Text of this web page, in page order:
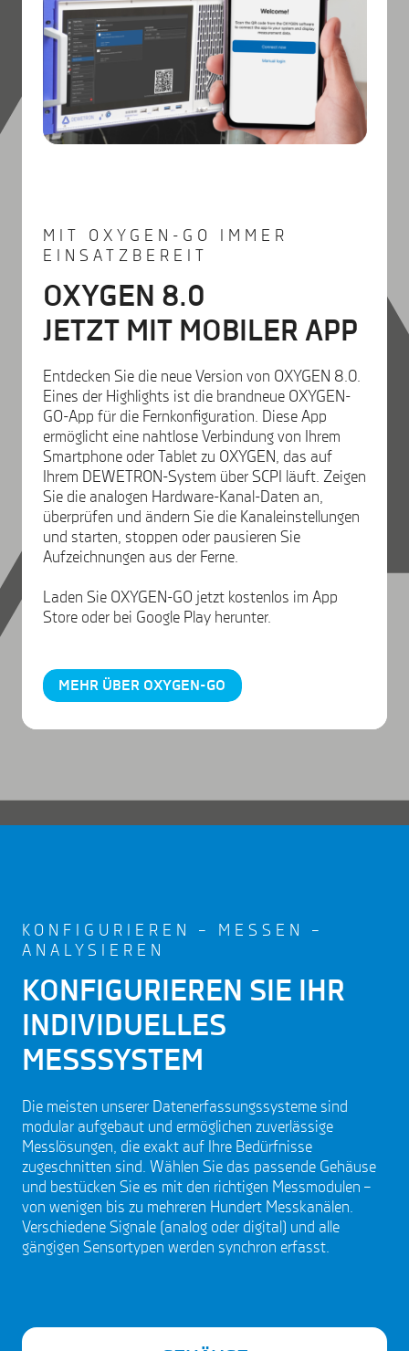
MIT OXYGEN-GO IMMER
EINSATZBEREIT
OXYGEN 8.0
JETZT MIT MOBILER APP
Entdecken Sie die neue Version von OXYGEN 8.0.
Eines der Highlights ist die brandneue OXYGEN-
GO-App für die Fernkonfiguration. Diese App
ermöglicht eine nahtlose Verbindung von Ihrem
Smartphone oder Tablet zu OXYGEN, das auf
Ihrem DEWETRON-System über SCPI läuft. Zeigen
Sie die analogen Hardware-Kanal-Daten an,
überprüfen und ändern Sie die Kanaleinstellungen
und starten, stoppen oder pausieren Sie
Aufzeichnungen aus der Ferne.
Laden Sie OXYGEN-GO jetzt kostenlos im App
Store oder bei Google Play herunter.
MEHR ÜBER OXYGEN-GO
KONFIGURIEREN – MESSEN –
ANALYSIEREN
KONFIGURIEREN SIE IHR
INDIVIDUELLES
MESSSYSTEM
Die meisten unserer Datenerfassungssysteme sind
modular aufgebaut und ermöglichen zuverlässige
Messlösungen, die exakt auf Ihre Bedürfnisse
zugeschnitten sind. Wählen Sie das passende Gehäuse
und bestücken Sie es mit den richtigen Messmodulen –
von wenigen bis zu mehreren Hundert Messkanälen.
Verschiedene Signale (analog oder digital) und alle
gängigen Sensortypen werden synchron erfasst.